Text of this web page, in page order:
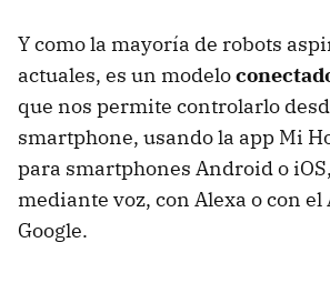
Y como la mayoría de robots
actuales, es un modelo
que nos permite controlarlo
smartphone, usando la app Mi
para smartphones Android o
mediante voz, con Alexa o con el
Google.